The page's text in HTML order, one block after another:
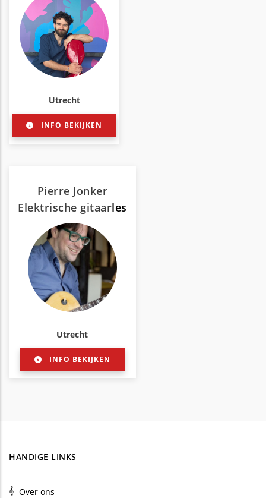
Utrecht
INFO BEKIJKEN
Pierre Jonker
Elektrische gitaarles
Utrecht
INFO BEKIJKEN
HANDIGE LINKS
Over ons